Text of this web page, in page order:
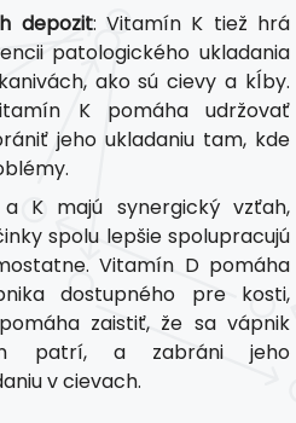
depozit: Vitamín K tiež hrá
patologického ukladania
ako sú cievy a kĺby.
K pomáha udržovať
jeho ukladaniu tam, kde
K majú synergický vzťah,
spolu lepšie spolupracujú
Vitamín D pomáha
dostupného pre kosti,
zaistiť, že sa vápnik
patrí, a zabráni jeho
v cievach.